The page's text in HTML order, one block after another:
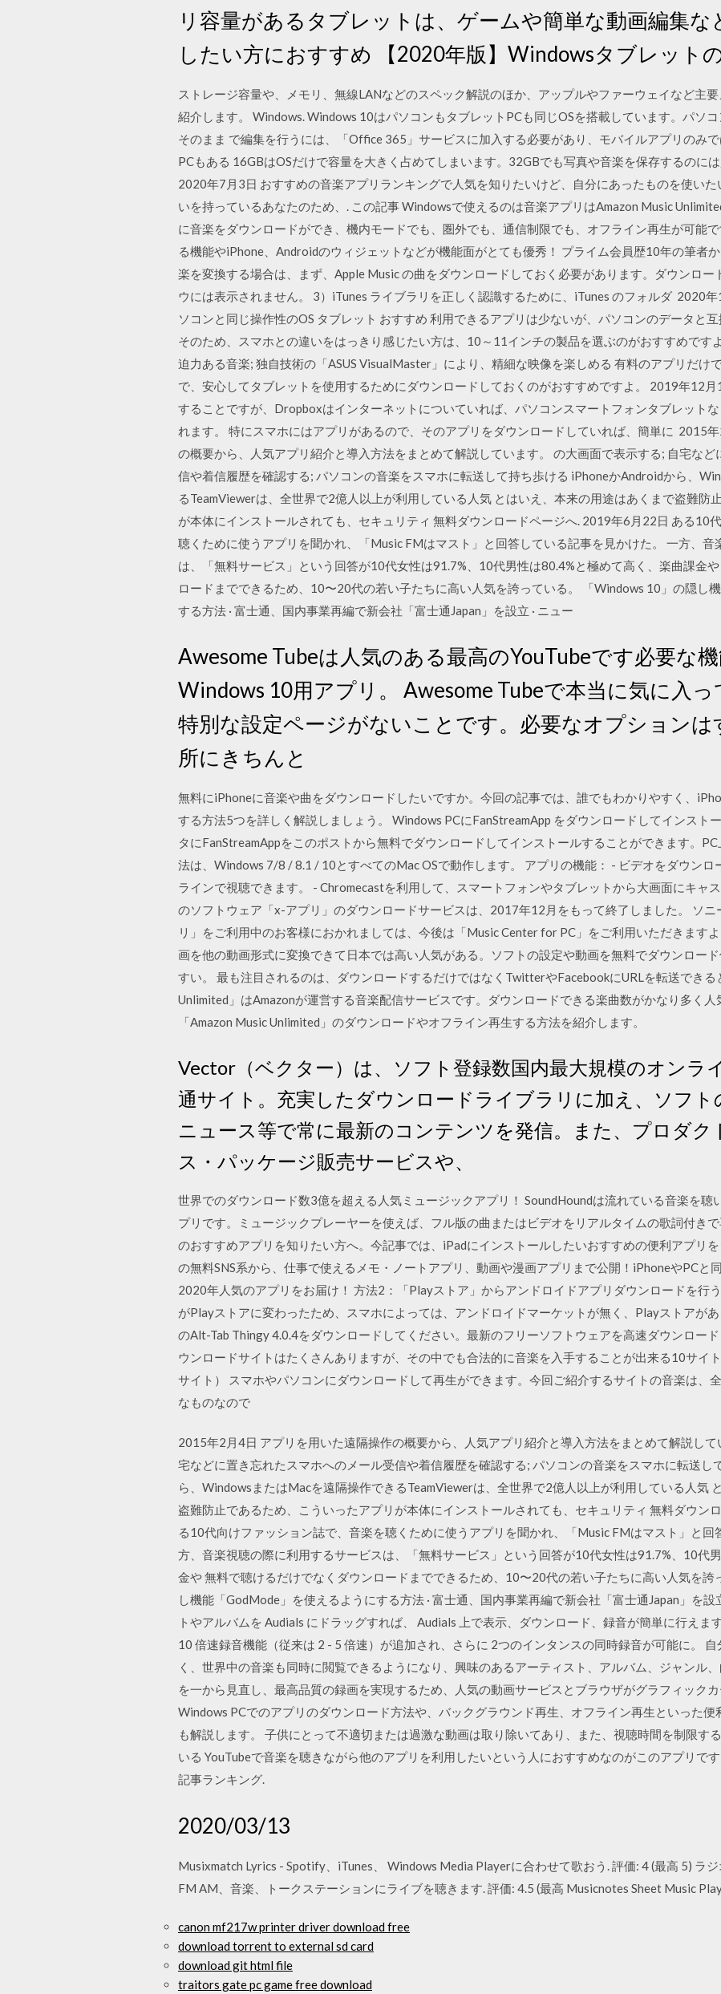
リ容量があるタブレットは、ゲームや簡単な動画編集な
したい方におすすめ 【2020年版】Windowsタブレット
ストレージ容量や、メモリ、無線LANなどのスペック解説のほか、アップルやファーウェイなど主
紹介します。 Windows. Windows 10はパソコンもタブレットPCも同じOSを搭載しています。パソ
そのまま で編集を行うには、「Office 365」サービスに加入する必要があり、モバイルアプリのみ
PCもある 16GBはOSだけで容量を大きく占めてしまいます。32GBでも写真や音楽を保存するのに
2020年7月3日 おすすめの音楽アプリランキングで人気を知りたいけど、自分にあったものを使いた
いを持っているあなたのため、. この記事 Windowsで使えるのは音楽アプリはAmazon Music
に音楽をダウンロードができ、機内モードでも、圏外でも、通信制限でも、オフライン再生が可能
る機能やiPhone、Androidのウィジェットなどが機能面がとても優秀！ プライム会員歴10年の筆者
楽を変換する場合は、まず、Apple Music の曲をダウンロードしておく必要があります。ダウンロー
ウには表示されません。 3）iTunes ライブラリを正しく認識するために、iTunes のフォルダ 2020
ソコンと同じ操作性のOS タブレット おすすめ 利用できるアプリは少ないが、パソコンのデータと
そのため、スマホとの違いをはっきり感じたい方は、10～11インチの製品を選ぶのがおすすめです
迫力ある音楽; 独自技術の「ASUS VisualMaster」により、精細な映像を楽しめる 有料のアプリだけ
で、安心してタブレットを使用するためにダウンロードしておくのがおすすめですよ。 2019年12
することですが、Dropboxはインターネットについていれば、パソコンスマートフォンタブレット
れます。 特にスマホにはアプリがあるので、そのアプリをダウンロードしていれば、簡単に 2015
の概要から、人気アプリ紹介と導入方法をまとめて解説しています。 の大画面で表示する; 自宅な
信や着信履歴を確認する; パソコンの音楽をスマホに転送して持ち歩ける iPhoneかAndroidから、
るTeamViewerは、全世界で2億人以上が利用している人気 とはいえ、本来の用途はあくまで盗難防
が本体にインストールされても、セキュリティ 無料ダウンロードページへ. 2019年6月22日 ある10
聴くために使うアプリを聞かれ、「Music FMはマスト」と回答している記事を見かけた。 一方、音
は、「無料サービス」という回答が10代女性は91.7%、10代男性は80.4%と極めて高く、楽曲課金
ロードまでできるため、10〜20代の若い子たちに高い人気を誇っている。 「Windows 10」の隠し
する方法 · 富士通、国内事業再編で新会社「富士通Japan」を設立 · ニュー
Awesome Tubeは人気のある最高のYouTubeです必要な
Windows 10用アプリ。 Awesome Tubeで本当に気に入っ
特別な設定ページがないことです。必要なオプションは
所にきちんと
無料にiPhoneに音楽や曲をダウンロードしたいですか。今回の記事では、誰でもわかりやすく、
する方法5つを詳しく解説しましょう。 Windows PCにFanStreamApp をダウンロードしてインスト
タにFanStreamAppをこのポストから無料でダウンロードしてインストールすることができます。
法は、Windows 7/8 / 8.1 / 10とすべてのMac OSで動作します。 アプリの機能： - ビデオをダウンロ
ラインで視聴できます。 - Chromecastを利用して、スマートフォンやタブレットから大画面にキャ
のソフトウェア「x-アプリ」のダウンロードサービスは、2017年12月をもって終了しました。 ソ
リ」をご利用中のお客様におかれましては、今後は「Music Center for PC」をご利用いただきます
画を他の動画形式に変換できて日本では高い人気がある。ソフトの設定や動画を無料でダウンロー
すい。 最も注目されるのは、ダウンロードするだけではなくTwitterやFacebookにURLを転送できる
Unlimited」はAmazonが運営する音楽配信サービスです。ダウンロードできる楽曲数がかなり多く
「Amazon Music Unlimited」のダウンロードやオフライン再生する方法を紹介します。
Vector（ベクター）は、ソフト登録数国内最大規模のオンラ
通サイト。充実したダウンロードライブラリに加え、ソフト
ニュース等で常に最新のコンテンツを発信。また、プロダ
ス・パッケージ販売サービスや、
世界でのダウンロード数3億を超える人気ミュージックアプリ！ SoundHoundは流れている音楽を聴
プリです。ミュージックプレーヤーを使えば、フル版の曲またはビデオをリアルタイムの歌詞付き
のおすすめアプリを知りたい方へ。今記事では、iPadにインストールしたいおすすめの便利アプリ
の無料SNS系から、仕事で使えるメモ・ノートアプリ、動画や漫画アプリまで公開！iPhoneやPCと
2020年人気のアプリをお届け！ 方法2：「Playストア」からアンドロイドアプリダウンロードを行
がPlayストアに変わったため、スマホによっては、アンドロイドマーケットが無く、Playストアが
のAlt-Tab Thingy 4.0.4をダウンロードしてください。最新のフリーソフトウェアを高速ダウンロー
ウンロードサイトはたくさんありますが、その中でも合法的に音楽を入手することが出来る10サイ
サイト） スマホやパソコンにダウンロードして再生ができます。今回ご紹介するサイトの音楽は、
なものなので
2015年2月4日 アプリを用いた遠隔操作の概要から、人気アプリ紹介と導入方法をまとめて解説して
宅などに置き忘れたスマホへのメール受信や着信履歴を確認する; パソコンの音楽をスマホに転送し
ら、WindowsまたはMacを遠隔操作できるTeamViewerは、全世界で2億人以上が利用している人気
盗難防止であるため、こういったアプリが本体にインストールされても、セキュリティ 無料ダウン
る10代向けファッション誌で、音楽を聴くために使うアプリを聞かれ、「Music FMはマスト」と回
方、音楽視聴の際に利用するサービスは、「無料サービス」という回答が10代女性は91.7%、10代
金や 無料で聴けるだけでなくダウンロードまでできるため、10〜20代の若い子たちに高い人気を誇
し機能「GodMode」を使えるようにする方法 · 富士通、国内事業再編で新会社「富士通Japan」を
トやアルバムを Audials にドラッグすれば、 Audials 上で表示、ダウンロード、録音が簡単に行えま
10 倍速録音機能（従来は 2 - 5 倍速）が追加され、さらに 2つのインタンスの同時録音が可能に。
く、世界中の音楽も同時に閲覧できるようになり、興味のあるアーティスト、アルバム、ジャンル
を一から見直し、最高品質の録画を実現するため、人気の動画サービスとブラウザがグラフィック
Windows PCでのアプリのダウンロード方法や、バックグラウンド再生、オフライン再生といった便
も解説します。 子供にとって不適切または過激な動画は取り除いてあり、また、視聴時間を制限す
いる YouTubeで音楽を聴きながら他のアプリを利用したいという人におすすめなのがこのアプリで
記事ランキング.
2020/03/13
Musixmatch Lyrics - Spotify、iTunes、 Windows Media Playerに合わせて歌おう. 評価: 4 (最高 5) ラ
FM AM、音楽、トークステーションにライブを聴きます. 評価: 4.5 (最高 Musicnotes Sheet Music
canon mf217w printer driver download free
download torrent to external sd card
download git html file
traitors gate pc game free download